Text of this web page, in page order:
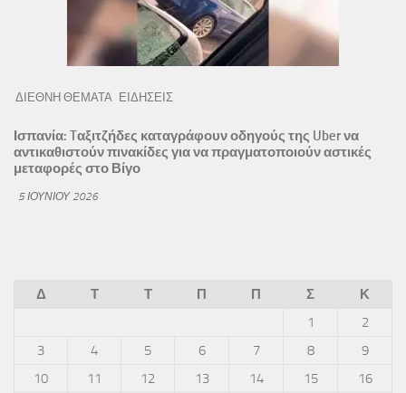
ΔΙΕΘΝΗ ΘΕΜΑΤΑ ΕΙΔΗΣΕΙΣ
Ισπανία: Tαξιτζήδες καταγράφουν οδηγούς της Uber να
αντικαθιστούν πινακίδες για να πραγματοποιούν αστικές
μεταφορές στο Βίγο
5 ΙΟΥΝΊΟΥ 2026
Δ Τ Τ Π Π Σ
Κ
1
2
3
4 5 6 7 8
9
10
11 12 13 14 15
16